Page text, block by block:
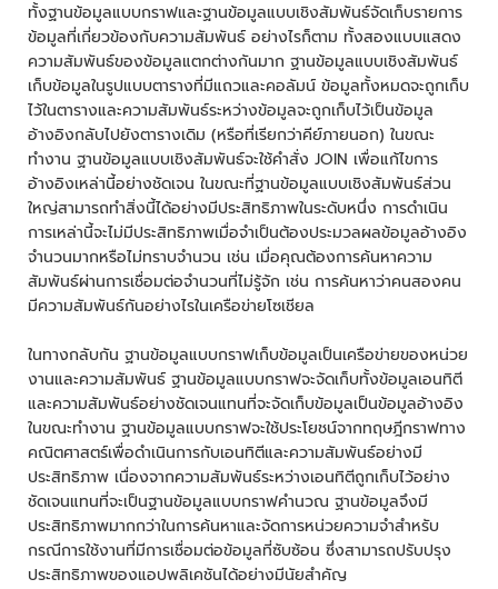
ทั้งฐานข้อมูลแบบกราฟและฐานข้อมูลแบบเชิงสัมพันธ์จัดเก็บรายการ
ข้อมูลที่เกี่ยวข้องกับความสัมพันธ์ อย่างไรก็ตาม ทั้งสองแบบแสดง
ความสัมพันธ์ของข้อมูลแตกต่างกันมาก ฐานข้อมูลแบบเชิงสัมพันธ์
เก็บข้อมูลในรูปแบบตารางที่มีแถวและคอลัมน์ ข้อมูลทั้งหมดจะถูกเก็บ
ไว้ในตารางและความสัมพันธ์ระหว่างข้อมูลจะถูกเก็บไว้เป็นข้อมูล
อ้างอิงกลับไปยังตารางเดิม (หรือที่เรียกว่าคีย์ภายนอก) ในขณะ
ทำงาน ฐานข้อมูลแบบเชิงสัมพันธ์จะใช้คำสั่ง JOIN เพื่อแก้ไขการ
อ้างอิงเหล่านี้อย่างชัดเจน ในขณะที่ฐานข้อมูลแบบเชิงสัมพันธ์ส่วน
ใหญ่สามารถทำสิ่งนี้ได้อย่างมีประสิทธิภาพในระดับหนึ่ง การดำเนิน
การเหล่านี้จะไม่มีประสิทธิภาพเมื่อจำเป็นต้องประมวลผลข้อมูลอ้างอิง
จำนวนมากหรือไม่ทราบจำนวน เช่น เมื่อคุณต้องการค้นหาความ
สัมพันธ์ผ่านการเชื่อมต่อจำนวนที่ไม่รู้จัก เช่น การค้นหาว่าคนสองคน
มีความสัมพันธ์กันอย่างไรในเครือข่ายโซเชียล
ในทางกลับกัน ฐานข้อมูลแบบกราฟเก็บข้อมูลเป็นเครือข่ายของหน่วย
งานและความสัมพันธ์ ฐานข้อมูลแบบกราฟจะจัดเก็บทั้งข้อมูลเอนทิตี
และความสัมพันธ์อย่างชัดเจนแทนที่จะจัดเก็บข้อมูลเป็นข้อมูลอ้างอิง
ในขณะทำงาน ฐานข้อมูลแบบกราฟจะใช้ประโยชน์จากทฤษฎีกราฟทาง
คณิตศาสตร์เพื่อดำเนินการกับเอนทิตีและความสัมพันธ์อย่างมี
ประสิทธิภาพ เนื่องจากความสัมพันธ์ระหว่างเอนทิตีถูกเก็บไว้อย่าง
ชัดเจนแทนที่จะเป็นฐานข้อมูลแบบกราฟคำนวณ ฐานข้อมูลจึงมี
ประสิทธิภาพมากกว่าในการค้นหาและจัดการหน่วยความจำสำหรับ
กรณีการใช้งานที่มีการเชื่อมต่อข้อมูลที่ซับซ้อน ซึ่งสามารถปรับปรุง
ประสิทธิภาพของแอปพลิเคชันได้อย่างมีนัยสำคัญ